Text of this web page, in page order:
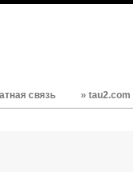
связь » tau2.com